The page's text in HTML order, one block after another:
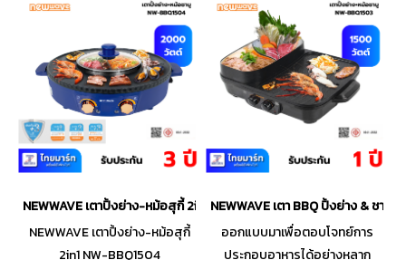
NEWWAVE เตาปิ้งย่าง-หม้อสุกี้ 2in1 NW-BBQ1504
NEWWAVE เตาปิ้งย่าง-หม้อสุกี้
2in1 NW-BBQ1504
NEWWAVE เตา BBQ ปิ้งย่าง & ชาบู
ออกแบบมาเพื่อตอบโจทย์การ
ประกอบอาหารได้อย่างหลาก